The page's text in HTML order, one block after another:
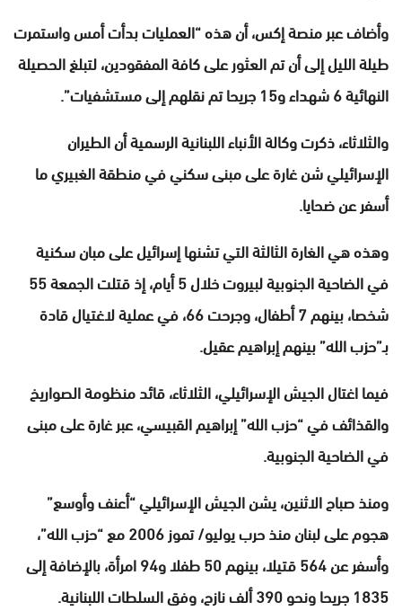
وأضاف عبر منصة إكس، أن هذه “العمليات بدأت أمس واستمرت
طيلة الليل إلى أن تم العثور على كافة المفقودين، لتبلغ الحصيلة
النهائية 6 شهداء و15 جريحا تم نقلهم إلى مستشفيات”.
والثلاثاء، ذكرت وكالة الأنباء اللبنانية الرسمية أن الطيران
الإسرائيلي شن غارة على مبنى سكني في منطقة الغبيري ما
أسفر عن ضحايا.
وهذه هي الغارة الثالثة التي تشنها إسرائيل على مبان سكنية
في الضاحية الجنوبية لبيروت خلال 5 أيام، إذ قتلت الجمعة 55
شخصا، بينهم 7 أطفال، وجرحت 66، في عملية لاغتيال قادة
بـ”حزب الله” بينهم إبراهيم عقيل.
فيما اغتال الجيش الإسرائيلي، الثلاثاء، قائد منظومة الصواريخ
والقذائف في “حزب الله” إبراهيم القبيسي، عبر غارة على مبنى
في الضاحية الجنوبية.
ومنذ صباح الاثنين، يشن الجيش الإسرائيلي “أعنف وأوسع”
هجوم على لبنان منذ حرب يوليو/ تموز 2006 مع “حزب الله”،
وأسفر عن 564 قتيلا، بينهم 50 طفلا و94 امرأة، بالإضافة إلى
1835 جريحا ونحو 390 ألف نازح، وفق السلطات اللبنانية.